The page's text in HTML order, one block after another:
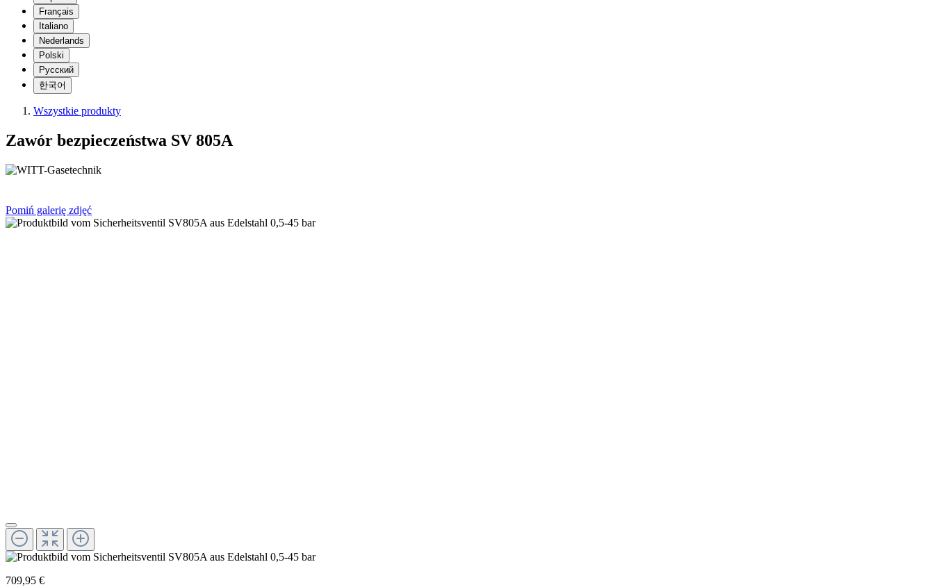
Français
Italiano
Nederlands
Polski
Русский
한국어
Wszystkie produkty
Zawór bezpieczeństwa SV 805A
Pomiń galerię zdjęć
709,95 €